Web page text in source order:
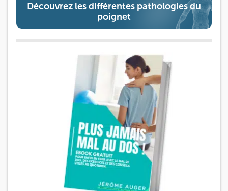
Découvrez les différentes pathologies du
poignet